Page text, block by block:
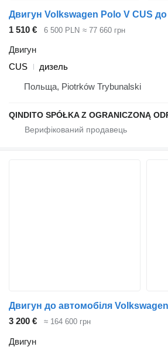
1 510 € 6 500 PLN ≈ 77 660 грн
Двигун
CUS
дизель
Польща, Piotrków Trybunalski
Двигун до автомобіля
3 200 €
≈ 164 600 грн
Двигун